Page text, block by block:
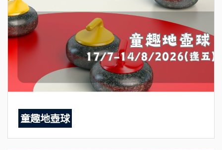
童趣地壺球